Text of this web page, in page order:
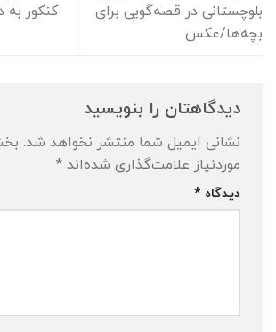
بلوچستانی در قصه‌گویی برای
بچه‌ها/عکس
کنکور به
دیدگاهتان را بنویسید
نشانی ایمیل شما منتشر نخواهد شد.
موردنیاز علامت‌گذاری شده‌اند *
دیدگاه *